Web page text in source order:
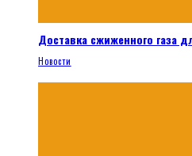
Доставка сжиженного газа
Новости